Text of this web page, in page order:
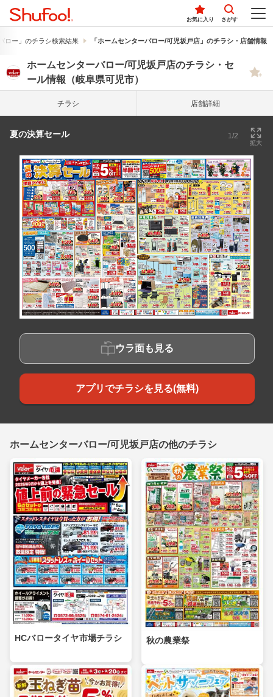
お気に入り さがす
ロー」のチラシ検索結果 「ホームセンターバロー/可児坂戸店」のチラシ・店舗情報
ホームセンターバロー/可児坂戸店のチラシ・セ
ール情報（岐阜県可児市）
チラシ 店舗詳細
夏の決算セール 1/2
拡大
ウラ面も見る
アプリでチラシを見る(無料)
ホームセンターバロー/可児坂戸店の他のチラシ
HCバロータイヤ市場チラシ 秋の農業祭